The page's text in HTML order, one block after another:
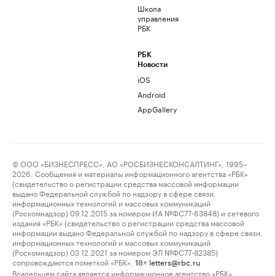
Школа
управления
РБК
РБК
Новости
iOS
Android
AppGallery
© ООО «БИЗНЕСПРЕСС», АО «РОСБИЗНЕСКОНСАЛТИНГ», 1995–
2026. Сообщения и материалы информационного агентства «РБК»
(свидетельство о регистрации средства массовой информации
выдано Федеральной службой по надзору в сфере связи,
информационных технологий и массовых коммуникаций
(Роскомнадзор) 09.12.2015 за номером ИА №ФС77-63848) и сетевого
издания «РБК» (свидетельство о регистрации средства массовой
информации выдано Федеральной службой по надзору в сфере связи,
информационных технологий и массовых коммуникаций
(Роскомнадзор) 03.12.2021 за номером ЭЛ №ФС77-82385)
сопровождаются пометкой «РБК».
18+ letters@rbc.ru
Владельцем сайта является информационное агентство «РБК».